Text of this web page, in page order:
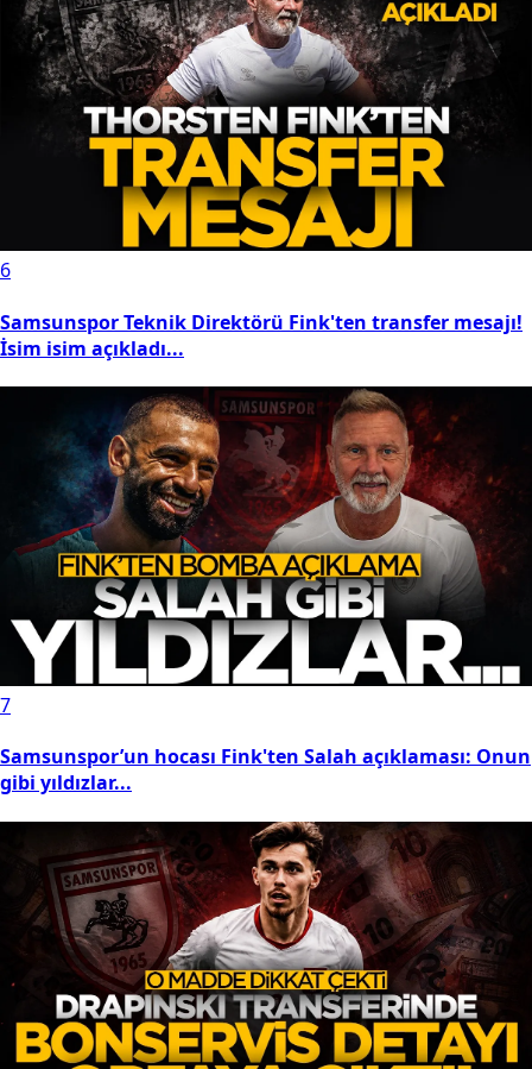
6
Samsunspor Teknik Direktörü Fink'ten transfer mesajı!
İsim isim açıkladı...
7
Samsunspor’un hocası Fink'ten Salah açıklaması: Onun
gibi yıldızlar...